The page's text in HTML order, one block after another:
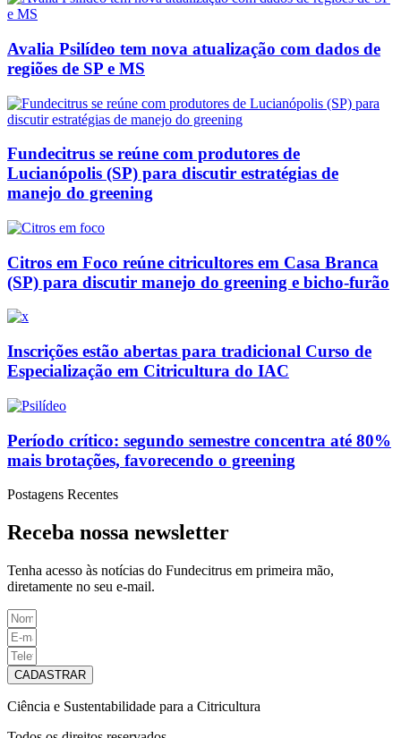
Avalia Psilídeo tem nova atualização com dados de
regiões de SP e MS
Fundecitrus se reúne com produtores de
Lucianópolis (SP) para discutir estratégias de
manejo do greening
Citros em Foco reúne citricultores em Casa Branca
(SP) para discutir manejo do greening e bicho-furão
Inscrições estão abertas para tradicional Curso de
Especialização em Citricultura do IAC
Período crítico: segundo semestre concentra até 80%
mais brotações, favorecendo o greening
Postagens Recentes
Receba nossa newsletter
Tenha acesso às notícias do Fundecitrus em primeira mão,
diretamente no seu e-mail.
CADASTRAR
Ciência e Sustentabilidade para a Citricultura